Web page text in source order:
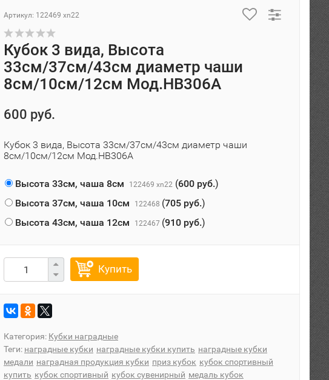
Артикул: 122469 xn22
Кубoк 3 вида, Высота
33см/37см/43см диаметр чаши
8см/10см/12см Мод.HB306A
600 руб.
Кубoк 3 вида, Высота 33см/37см/43см диаметр чаши
8см/10см/12см Мод.HB306A
Высота 33см, чаша 8см 122469 xn22 (600 руб.)
Высота 37см, чаша 10см
122468 (705 руб.)
Высота 43см, чаша 12см
122467 (910 руб.)
Купить
Категория: Кубки наградные
Теги: наградные кубки наградные кубки купить наградные кубки
медали наградная продукция кубки приз кубок кубок спортивный
купить кубок спортивный кубок сувенирный медаль кубок